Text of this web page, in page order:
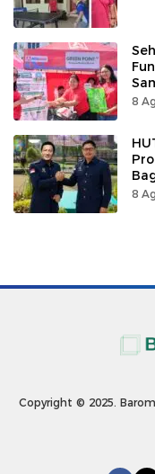
8
8
Copyright © 2025.